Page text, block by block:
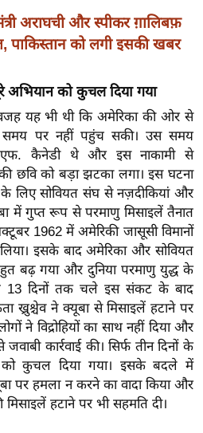
अराघची और स्पीकर ग़ालिबफ़
पाकिस्तान को लगी इसकी खबर
अभियान को कुचल दिया गया
यह भी थी कि अमेरिका की ओर से
समय पर नहीं पहुंच सकी। उस समय
एफ. कैनेडी थे और इस नाकामी से
की छवि को बड़ा झटका लगा। इस घटना
के लिए सोवियत संघ से नज़दीकियां और
में गुप्त रूप से परमाणु मिसाइलें तैनात
1962 में अमेरिकी जासूसी विमानों
इसके बाद अमेरिका और सोवियत
बढ़ गया और दुनिया परमाणु युद्ध के
13 दिनों तक चले इस संकट के बाद
ख्रुश्चेव ने क्यूबा से मिसाइलें हटाने पर
ने विद्रोहियों का साथ नहीं दिया और
कार्रवाई की। सिर्फ तीन दिनों के
को कुचल दिया गया। इसके बदले में
पर हमला न करने का वादा किया और
मिसाइलें हटाने पर भी सहमति दी।